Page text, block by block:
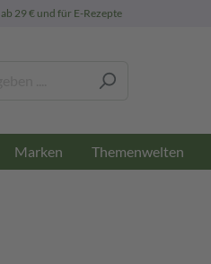
ab 29 € und für E-Rezepte
Marken Themenwelten